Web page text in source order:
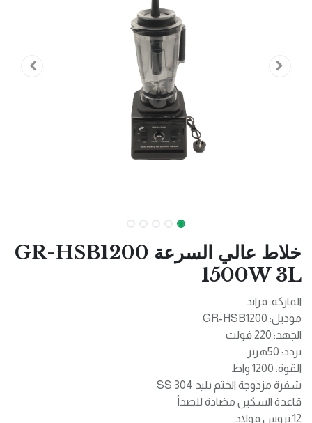
خلاط عالي السرعة GR-HSB1200
1500W 3L
الماركة: قراند
موديل: GR-HSB1200
الجهد: 220 فولت
تردد: 50هرتز
القوة: 1200 واط
شفرة مزدوجة الختم بليد SS 304
قاعدة السكين مضادة للصدأ
12 تروس فولاذ